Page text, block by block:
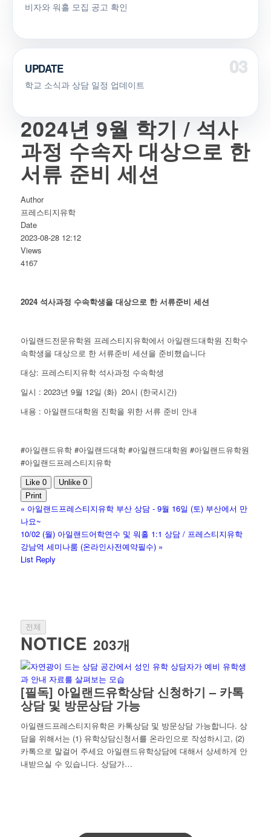
비자와 워홀 모집 공고 확인
UPDATE
학교 소식과 상담 일정 업데이트
2024년 9월 학기 / 석사
과정 수속자 대상으로 한
서류 준비 세션
Author
프레스티지유학
Date
2023-08-28 12:12
Views
4167
2024 석사과정 수속학생을 대상으로 한 서류준비 세션
아일랜드전문유학원 프레스티지유학에서 아일랜드대학원 진학수
속학생을 대상으로 한 서류준비 세션을 준비했습니다
대상: 프레스티지유학 석사과정 수속학생
일시 : 2023년 9월 12일 (화) 20시 (한국시간)
내용 : 아일랜드대학원 진학을 위한 서류 준비 안내
#아일랜드유학 #아일랜드대학 #아일랜드대학원 #아일랜드유학원
#아일랜드프레스티지유학
Like 0 Unlike 0
Print
« 아일랜드프레스티지유학 부산 상담 - 9월 16일 (토) 부산에서 만
나요~
10/02 (월) 아일랜드어학연수 및 워홀 1:1 상담 / 프레스티지유학
강남역 세미나룸 (온라인사전예약필수) »
List Reply
전체
NOTICE 203개
[필독] 아일랜드유학상담 신청하기 – 카톡
상담 및 방문상담 가능
아일랜드프레스티지유학은 카톡상담 및 방문상담 가능합니다. 상
담을 위해서는 (1) 유학상담신청서를 온라인으로 작성하시고, (2)
카톡으로 말걸어 주세요 아일랜드유학상담에 대해서 상세하게 안
내받으실 수 있습니다. 상담가…